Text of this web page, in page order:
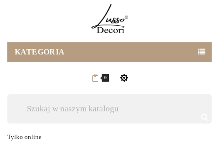
KATEGORIA
0
Tylko online